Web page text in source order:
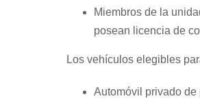
Miembros de la
posean licencia de
Los vehículos elegibles
Automóvil privado de